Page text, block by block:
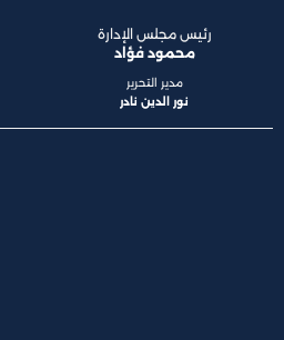
رئيس مجلس الإدارة
محمود فؤاد
مدير التحرير
نور الدين نادر